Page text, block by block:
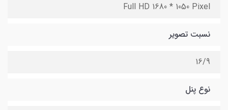
Full HD 1680 * 1050 Pixel
نسبت تصویر
16/9
نوع پنل